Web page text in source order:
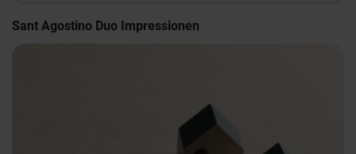
Sant Agostino Duo Impressionen